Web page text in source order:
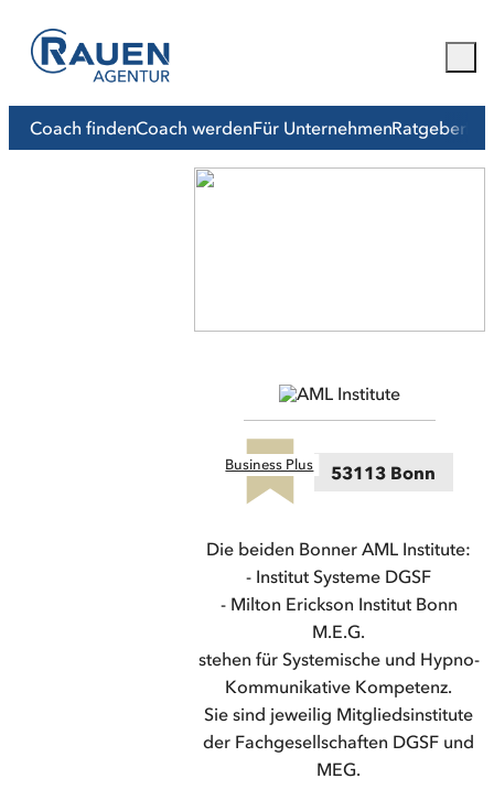
Coach findenCoach werdenFür UnternehmenRatgeber
Business Plus 53113 Bonn
Die beiden Bonner AML Institute:
- Institut Systeme DGSF
- Milton Erickson Institut Bonn
M.E.G.
stehen für Systemische und Hypno-
Kommunikative Kompetenz.
Sie sind jeweilig Mitgliedsinstitute
der Fachgesellschaften DGSF und
MEG.